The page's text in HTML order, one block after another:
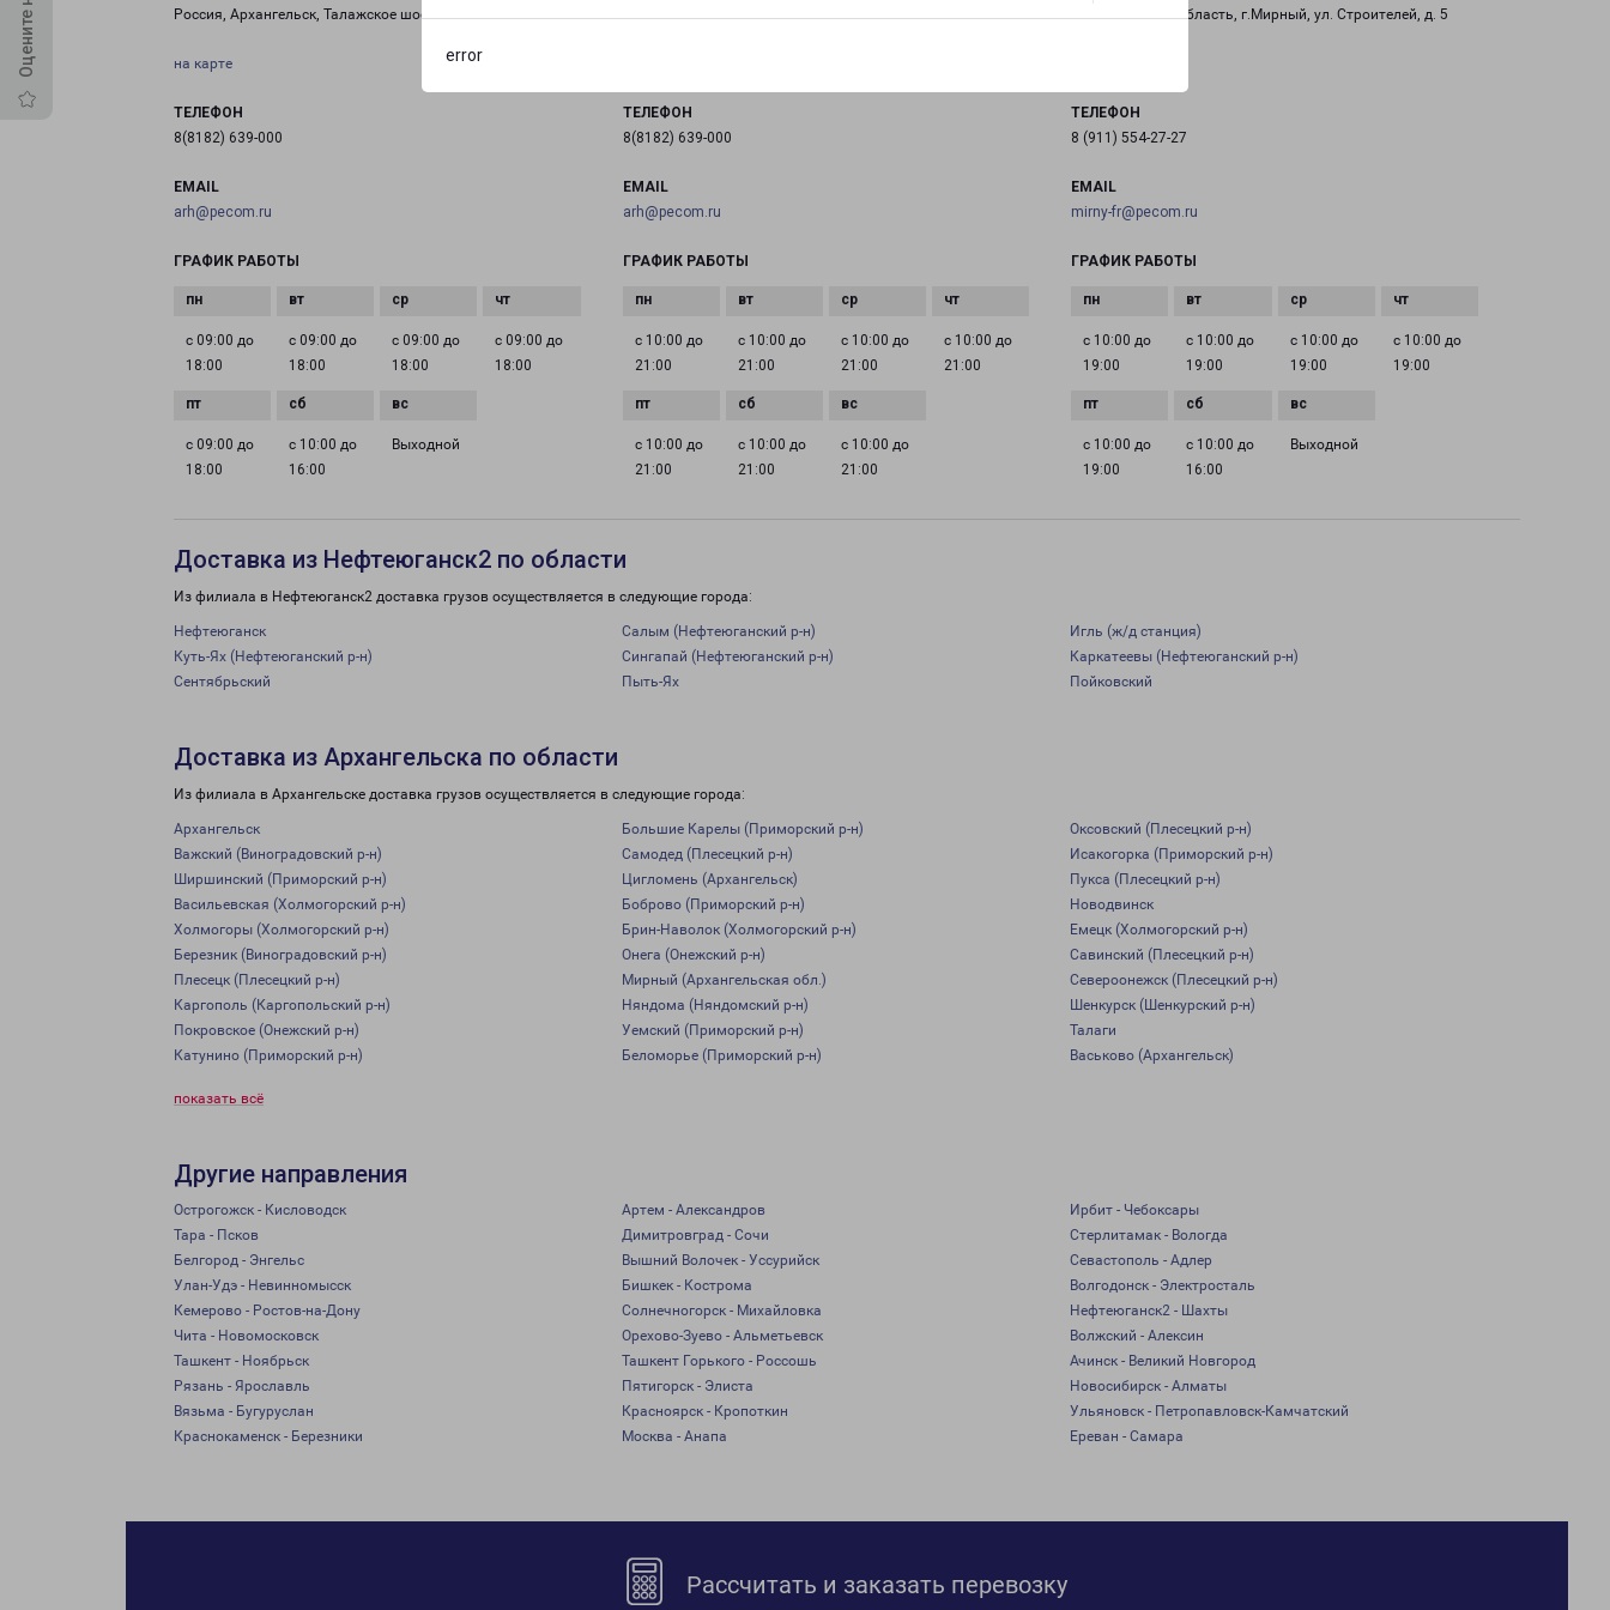
error
Россия, Архангельск, Талажское шоссе, 4с1
на карте
ТЕЛЕФОН
8(8182) 639-000
EMAIL
arh@pecom.ru
ГРАФИК РАБОТЫ
с 09:00 до
18:00
с 09:00 до
18:00
с 09:00 до
18:00
с 09:00 до
18:00
с 09:00 до
18:00
с 10:00 до
16:00
Выходной
город Архангельск, улица Гайдара, 52
ТЕЛЕФОН
8(8182) 639-000
EMAIL
arh@pecom.ru
ГРАФИК РАБОТЫ
с 10:00 до
21:00
с 10:00 до
21:00
с 10:00 до
21:00
с 10:00 до
21:00
с 10:00 до
21:00
с 10:00 до
21:00
с 10:00 до
21:00
Архангельская область, г.Мирный, ул. Строителей, д. 5
ТЕЛЕФОН
8 (911) 554-27-27
EMAIL
mirny-fr@pecom.ru
ГРАФИК РАБОТЫ
с 10:00 до
19:00
с 10:00 до
19:00
с 10:00 до
19:00
с 10:00 до
19:00
с 10:00 до
19:00
с 10:00 до
16:00
Выходной
Доставка из Нефтеюганск2 по области
Из филиала в Нефтеюганск2 доставка грузов осуществляется в следующие города:
Нефтеюганск Салым (Нефтеюганский р-н)
Игль (ж/д станция)
Куть-Ях (Нефтеюганский р-н)
Сингапай (Нефтеюганский р-н)
Каркатеевы (Нефтеюганский р-н)
Сентябрьский
Пыть-Ях Пойковский
Доставка из Архангельска по области
Из филиала в Архангельске доставка грузов осуществляется в следующие города:
Архангельск Большие Карелы (Приморский р-н)
Оксовский (Плесецкий р-н)
Важский (Виноградовский р-н)
Самодед (Плесецкий р-н)
Исакогорка (Приморский р-н)
Ширшинский (Приморский р-н)
Цигломень (Архангельск)
Пукса (Плесецкий р-н)
Васильевская (Холмогорский р-н)
Боброво (Приморский р-н)
Новодвинск
Холмогоры (Холмогорский р-н)
Брин-Наволок (Холмогорский р-н)
Емецк (Холмогорский р-н)
Березник (Виноградовский р-н)
Онега (Онежский р-н)
Савинский (Плесецкий р-н)
Плесецк (Плесецкий р-н)
Мирный (Архангельская обл.)
Североонежск (Плесецкий р-н)
Каргополь (Каргопольский р-н)
Няндома (Няндомский р-н)
Шенкурск (Шенкурский р-н)
Покровское (Онежский р-н)
Уемский (Приморский р-н)
Талаги
Катунино (Приморский р-н)
Беломорье (Приморский р-н) Васьково (Архангельск)
показать всё
Другие направления
Острогожск - Кисловодск Артем - Александров
Ирбит - Чебоксары
Тара - Псков
Димитровград - Сочи
Стерлитамак - Вологда
Белгород - Энгельс
Вышний Волочек - Уссурийск
Севастополь - Адлер
Улан-Удэ - Невинномысск
Бишкек - Кострома
Волгодонск - Электросталь
Кемерово - Ростов-на-Дону
Солнечногорск - Михайловка
Нефтеюганск2 - Шахты
Чита - Новомосковск
Орехово-Зуево - Альметьевск
Волжский - Алексин
Ташкент - Ноябрьск
Ташкент Горького - Россошь
Ачинск - Великий Новгород
Рязань - Ярославль
Пятигорск - Элиста
Новосибирск - Алматы
Вязьма - Бугуруслан
Красноярск - Кропоткин
Ульяновск - Петропавловск-Камчатский
Краснокаменск - Березники
Москва - Анапа Ереван - Самара
Рассчитать и заказать перевозку